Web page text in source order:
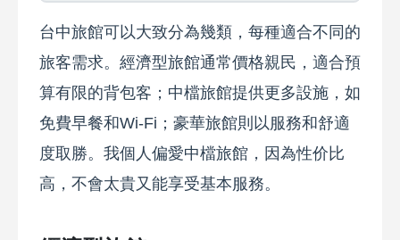
台中旅館可以大致分為幾類，每種適合不同的
旅客需求。經濟型旅館通常價格親民，適合預
算有限的背包客；中檔旅館提供更多設施，如
免費早餐和Wi-Fi；豪華旅館則以服務和舒適
度取勝。我個人偏愛中檔旅館，因為性价比
高，不會太貴又能享受基本服務。